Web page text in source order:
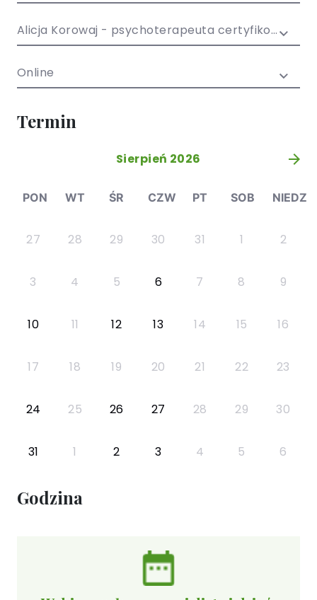
dla dzieci i
młodzieży
Alicja Korowaj - psychoterapeuta certyfikowany
Online
Termin
Sierpień 2026 »
PON WT ŚR CZW PT SOB NIEDZ
27 28 29 30 31 1 2
3 4 5 6 7 8 9
10 11 12 13 14 15 16
17 18 19 20 21 22 23
24 25 26 27 28 29 30
31 1 2 3 4 5 6
Godzina